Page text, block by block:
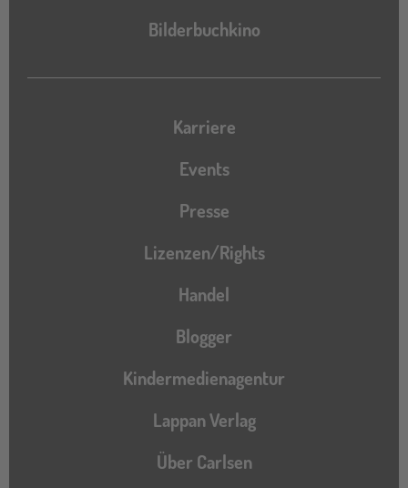
Bilderbuchkino
Karriere
Events
Presse
Lizenzen/Rights
Handel
Blogger
Kindermedienagentur
Lappan Verlag
Über Carlsen